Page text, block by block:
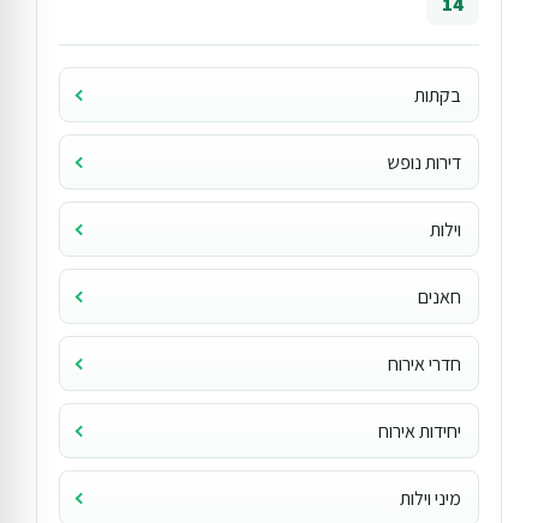
בקתות
דירות נופש
וילות
חאנים
חדרי אירוח
יחידות אירוח
מיני וילות